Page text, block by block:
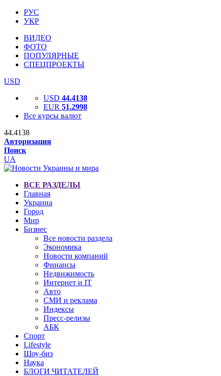
РУС
УКР
ВИДЕО
ФОТО
ПОПУЛЯРНЫЕ
СПЕЦПРОЕКТЫ
USD
USD 44.4138
EUR 51.2998
Все курсы валют
44.4138
Авторизация
Поиск
UA
ВСЕ РАЗДЕЛЫ
Главная
Украина
Город
Мир
Бизнес
Все новости раздела
Экономика
Новости компаний
Финансы
Недвижимость
Интернет и IT
Авто
СМИ и реклама
Индексы
Пресс-релизы
АБК
Спорт
Lifestyle
Шоу-биз
Наука
БЛОГИ ЧИТАТЕЛЕЙ